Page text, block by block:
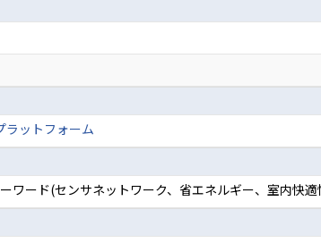
ラットフォーム
ワード(センサネットワーク、省エネルギー、室内快